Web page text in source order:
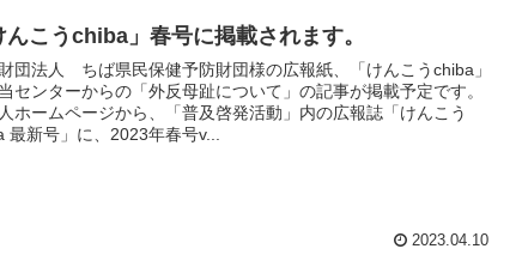
んこうchiba」春号に掲載されます。
団法人 ちば県民保健予防財団様の広報紙、「けんこうchiba」
センターからの「外反母趾について」の記事が掲載予定です。
ホームページから、「普及啓発活動」内の広報誌「けんこう
最新号」に、2023年春号v...
2023.04.10